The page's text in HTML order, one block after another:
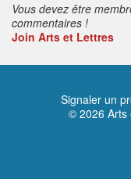
Vous devez être
commentaires !
Join Arts et Lettres
Signaler un
© 2026 Arts